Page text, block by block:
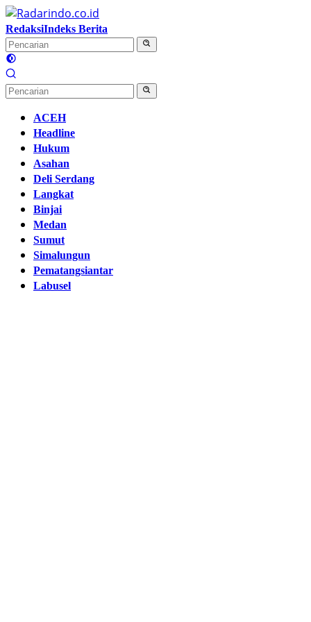
Langsung
ke
konten
RedaksiIndeks Berita
ACEH
Headline
Hukum
Asahan
Deli Serdang
Langkat
Binjai
Medan
Sumut
Simalungun
Pematangsiantar
Labusel